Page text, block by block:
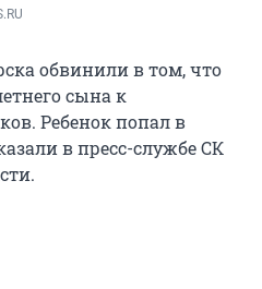
обвинили в том, что
сына к
Ребенок попал в
в пресс-службе СК